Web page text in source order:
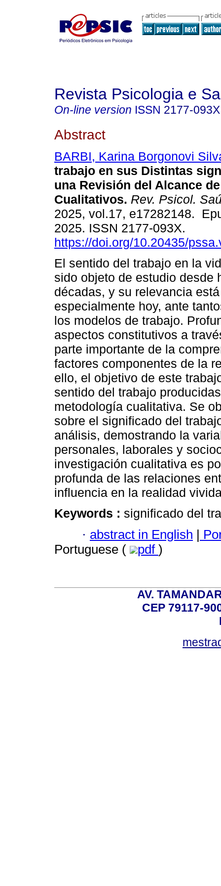
Revista Psicologia e
On-line version ISSN 2177-093X
Abstract
BARBI, Karina Borgonovi
trabajo en sus Distintas
una Revisión del Alcance
Cualitativos. Rev. Psicol.
2025, vol.17, e17282148.
2025. ISSN 2177-093X.
https://doi.org/10.20435/
El sentido del trabajo en la
sido objeto de estudio desde
décadas, y su relevancia
especialmente hoy, ante
los modelos de trabajo.
aspectos constitutivos a
parte importante de la
factores componentes de la
ello, el objetivo de este
sentido del trabajo
metodología cualitativa. Se
sobre el significado del
análisis, demostrando la
personales, laborales y
investigación cualitativa es
profunda de las relaciones
influencia en la realidad
Keywords : significado del
· abstract in English |
Portuguese (
pdf )
AV.
CEP 79117-